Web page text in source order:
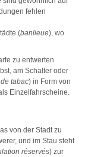
fehlen
(banlieue), wo
zu entwerten
am Schalter oder
tabac) in Form von
Einzelfahrscheine.
von der Stadt zu
und im Stau steht
réservés) zur